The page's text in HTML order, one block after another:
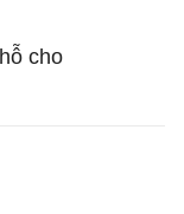
cho